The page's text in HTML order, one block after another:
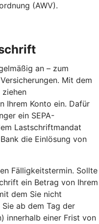
(AWV).
an – zum
Mit dem
ziehen
Ihrem Konto ein. Dafür
ein SEPA-
Lastschriftmandat
die Einlösung von
Fälligkeitstermin. Sollte
ein Betrag von Ihrem
dem Sie nicht
ab dem Tag der
innerhalb einer Frist von